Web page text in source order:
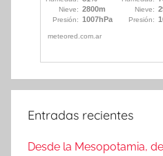
Entradas recientes
Desde la Mesopotamia,